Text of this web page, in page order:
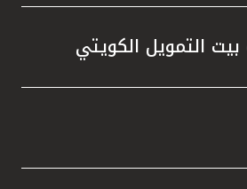
التمويل الكويتي